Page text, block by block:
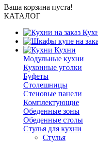
Ваша корзина пуста!
КАТАЛОГ
Кухни
Модульные кухни
Кухонные уголки
Буфеты
Столешницы
Стеновые панели
Комплектующие
Обеденные зоны
Обеденные столы
Стулья для кухни
Cтулья